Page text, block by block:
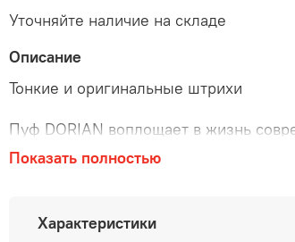
Уточняйте наличие на складе
Описание
Тонкие и оригинальные штрихи
Пуф DORIAN воплощает в жизнь
сочетающий в себе эстетику и комфорт.
Золотая полоса посередине,
Показать полностью
Характеристики